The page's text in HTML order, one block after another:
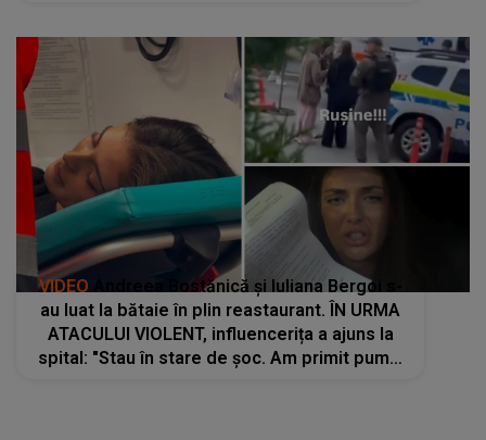
VIDEO Andreea Bostănică și Iuliana Bergoi s-
au luat la bătaie în plin reastaurant. ÎN URMA
ATACULUI VIOLENT, influencerița a ajuns la
spital: "Stau în stare de șoc. Am primit pumni